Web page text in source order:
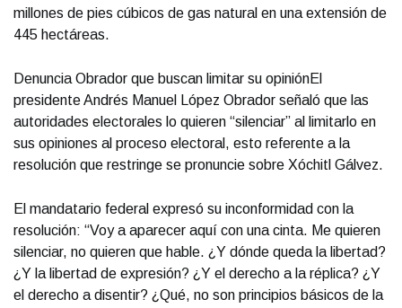
millones de pies cúbicos de gas natural en una extensión de
445 hectáreas.
Denuncia Obrador que buscan limitar su opiniónEl
presidente Andrés Manuel López Obrador señaló que las
autoridades electorales lo quieren “silenciar” al limitarlo en
sus opiniones al proceso electoral, esto referente a la
resolución que restringe se pronuncie sobre Xóchitl Gálvez.
El mandatario federal expresó su inconformidad con la
resolución: “Voy a aparecer aquí con una cinta. Me quieren
silenciar, no quieren que hable. ¿Y dónde queda la libertad?
¿Y la libertad de expresión? ¿Y el derecho a la réplica? ¿Y
el derecho a disentir? ¿Qué, no son principios básicos de la